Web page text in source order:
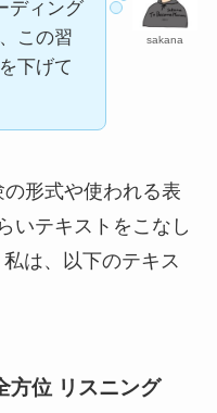
sakana
ディング
この習
下げて
形式や使われる表
いテキストをこなし
は、以下のテキス
方位 リスニング